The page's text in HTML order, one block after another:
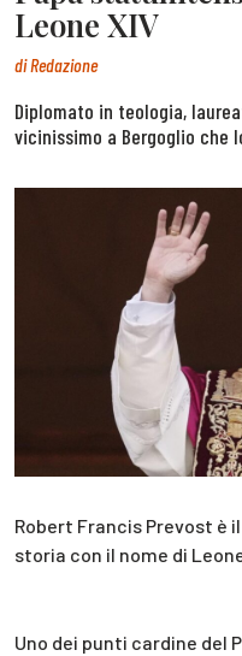
Leone XIV
diRedazione
Diplomato in teologia,
vicinissimo a Bergoglio che
Robert Francis Prevost è
storia con il nome di Leone
Uno dei punti cardine del